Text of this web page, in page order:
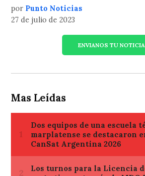
por Punto Noticias
27 de julio de 2023
ENVIANOS TU NOTICIA
Mas Leídas